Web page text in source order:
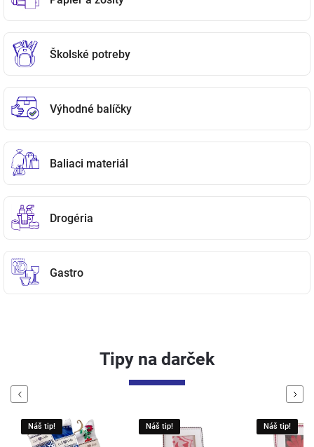
Školské potreby
Výhodné balíčky
Baliaci materiál
Drogéria
Gastro
Tipy na darček
Previous
Náš tip! Náš tip! Náš tip!
Next